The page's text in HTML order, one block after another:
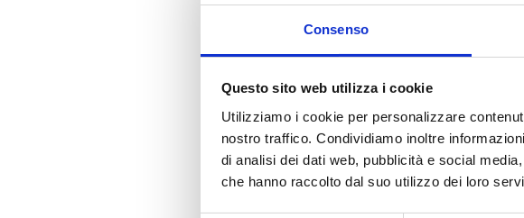
Consenso
Questo sito web utilizza i cookie
Utilizziamo i cookie per personalizzare
nostro traffico. Condividiamo inoltre
di analisi dei dati web, pubblicità e social
che hanno raccolto dal suo utilizzo dei loro